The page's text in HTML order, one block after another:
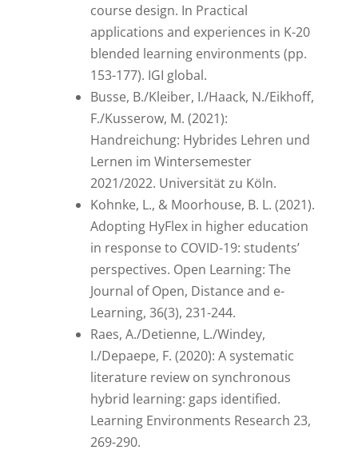
course design. In Practical
applications and experiences in K-20
blended learning environments (pp.
153-177). IGI global.
Busse, B./Kleiber, I./Haack, N./Eikhoff,
F./Kusserow, M. (2021):
Handreichung: Hybrides Lehren und
Lernen im Wintersemester
2021/2022. Universität zu Köln.
Kohnke, L., & Moorhouse, B. L. (2021).
Adopting HyFlex in higher education
in response to COVID-19: students’
perspectives. Open Learning: The
Journal of Open, Distance and e-
Learning, 36(3), 231-244.
Raes, A./Detienne, L./Windey,
I./Depaepe, F. (2020): A systematic
literature review on synchronous
hybrid learning: gaps identified.
Learning Environments Research 23,
269-290.